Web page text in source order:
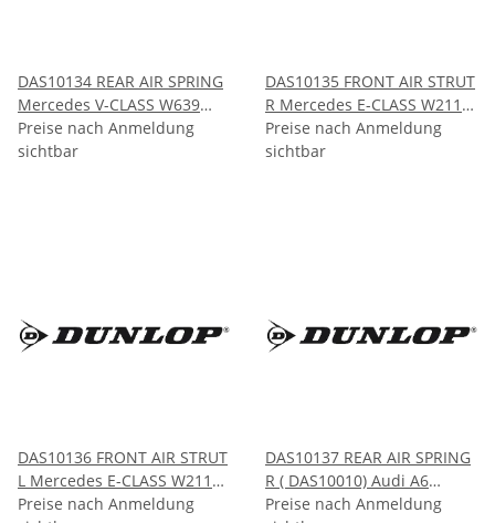
DAS10134 REAR AIR SPRING
Mercedes V-CLASS W639
(Viano) 2004-2014
Preise nach Anmeldung
sichtbar
DAS10135 FRONT AIR STRUT
R Mercedes E-CLASS W211
AMG CLS-CLASS W219 AMG
2002-2009 2005-2011
Preise nach Anmeldung
sichtbar
DAS10136 FRONT AIR STRUT
L Mercedes E-CLASS W211
AMG CLS-CLASS W219 AMG
Preise nach Anmeldung
DAS10137 REAR AIR SPRING
R ( DAS10010) Audi A6
ALLROAD QUATTRO AVANT
Preise nach Anmeldung